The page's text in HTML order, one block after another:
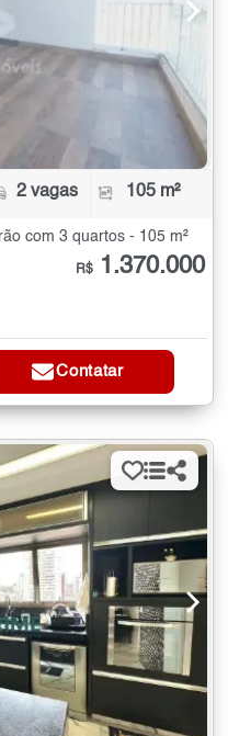
2 vagas 105 m²
com 3 quartos - 105 m²
R$ 1.370.000
Contatar